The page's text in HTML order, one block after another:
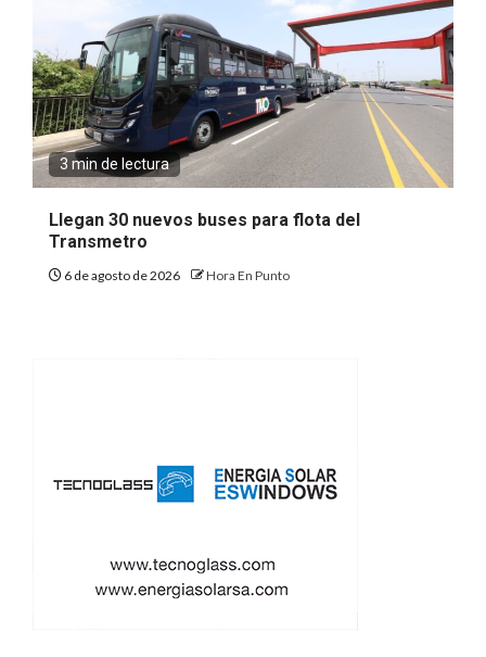
3 min de lectura
Llegan 30 nuevos buses para flota del
Transmetro
6 de agosto de 2026 Hora En Punto